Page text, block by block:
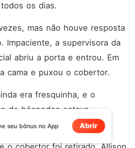
os dias.
mas não houve resposta
Impaciente, a supervisora da
abriu a porta e entrou. Em
cama e puxou o cobertor.
era fresquinha, e o
de hóspedes estava
seu bônus no App Abrir